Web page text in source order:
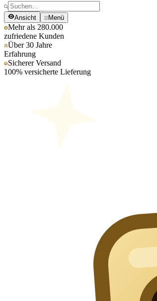
Ansicht Menü
Mehr als 280.000
zufriedene Kunden
Über 30 Jahre
Erfahrung
Sicherer Versand
100% versicherte Lieferung